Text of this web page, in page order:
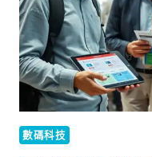
術
優
勢
數碼科技